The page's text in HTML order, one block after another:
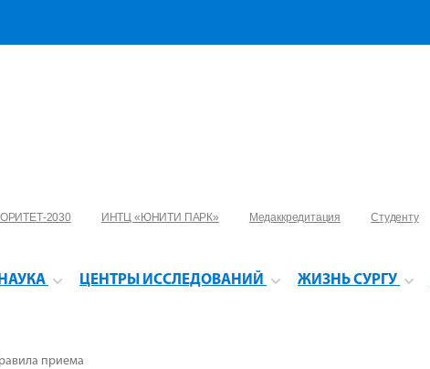
2030 ИНТЦ «ЮНИТИ ПАРК» Медаккредитация Студенту
НАУКА ЦЕНТРЫ ИССЛЕДОВАНИЙ ЖИЗНЬ СУРГУ
приема